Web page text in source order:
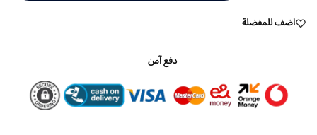
اضف للمفضلة
دفع آمن